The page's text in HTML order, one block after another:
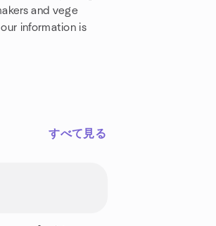
and vege
information is
すべて見る